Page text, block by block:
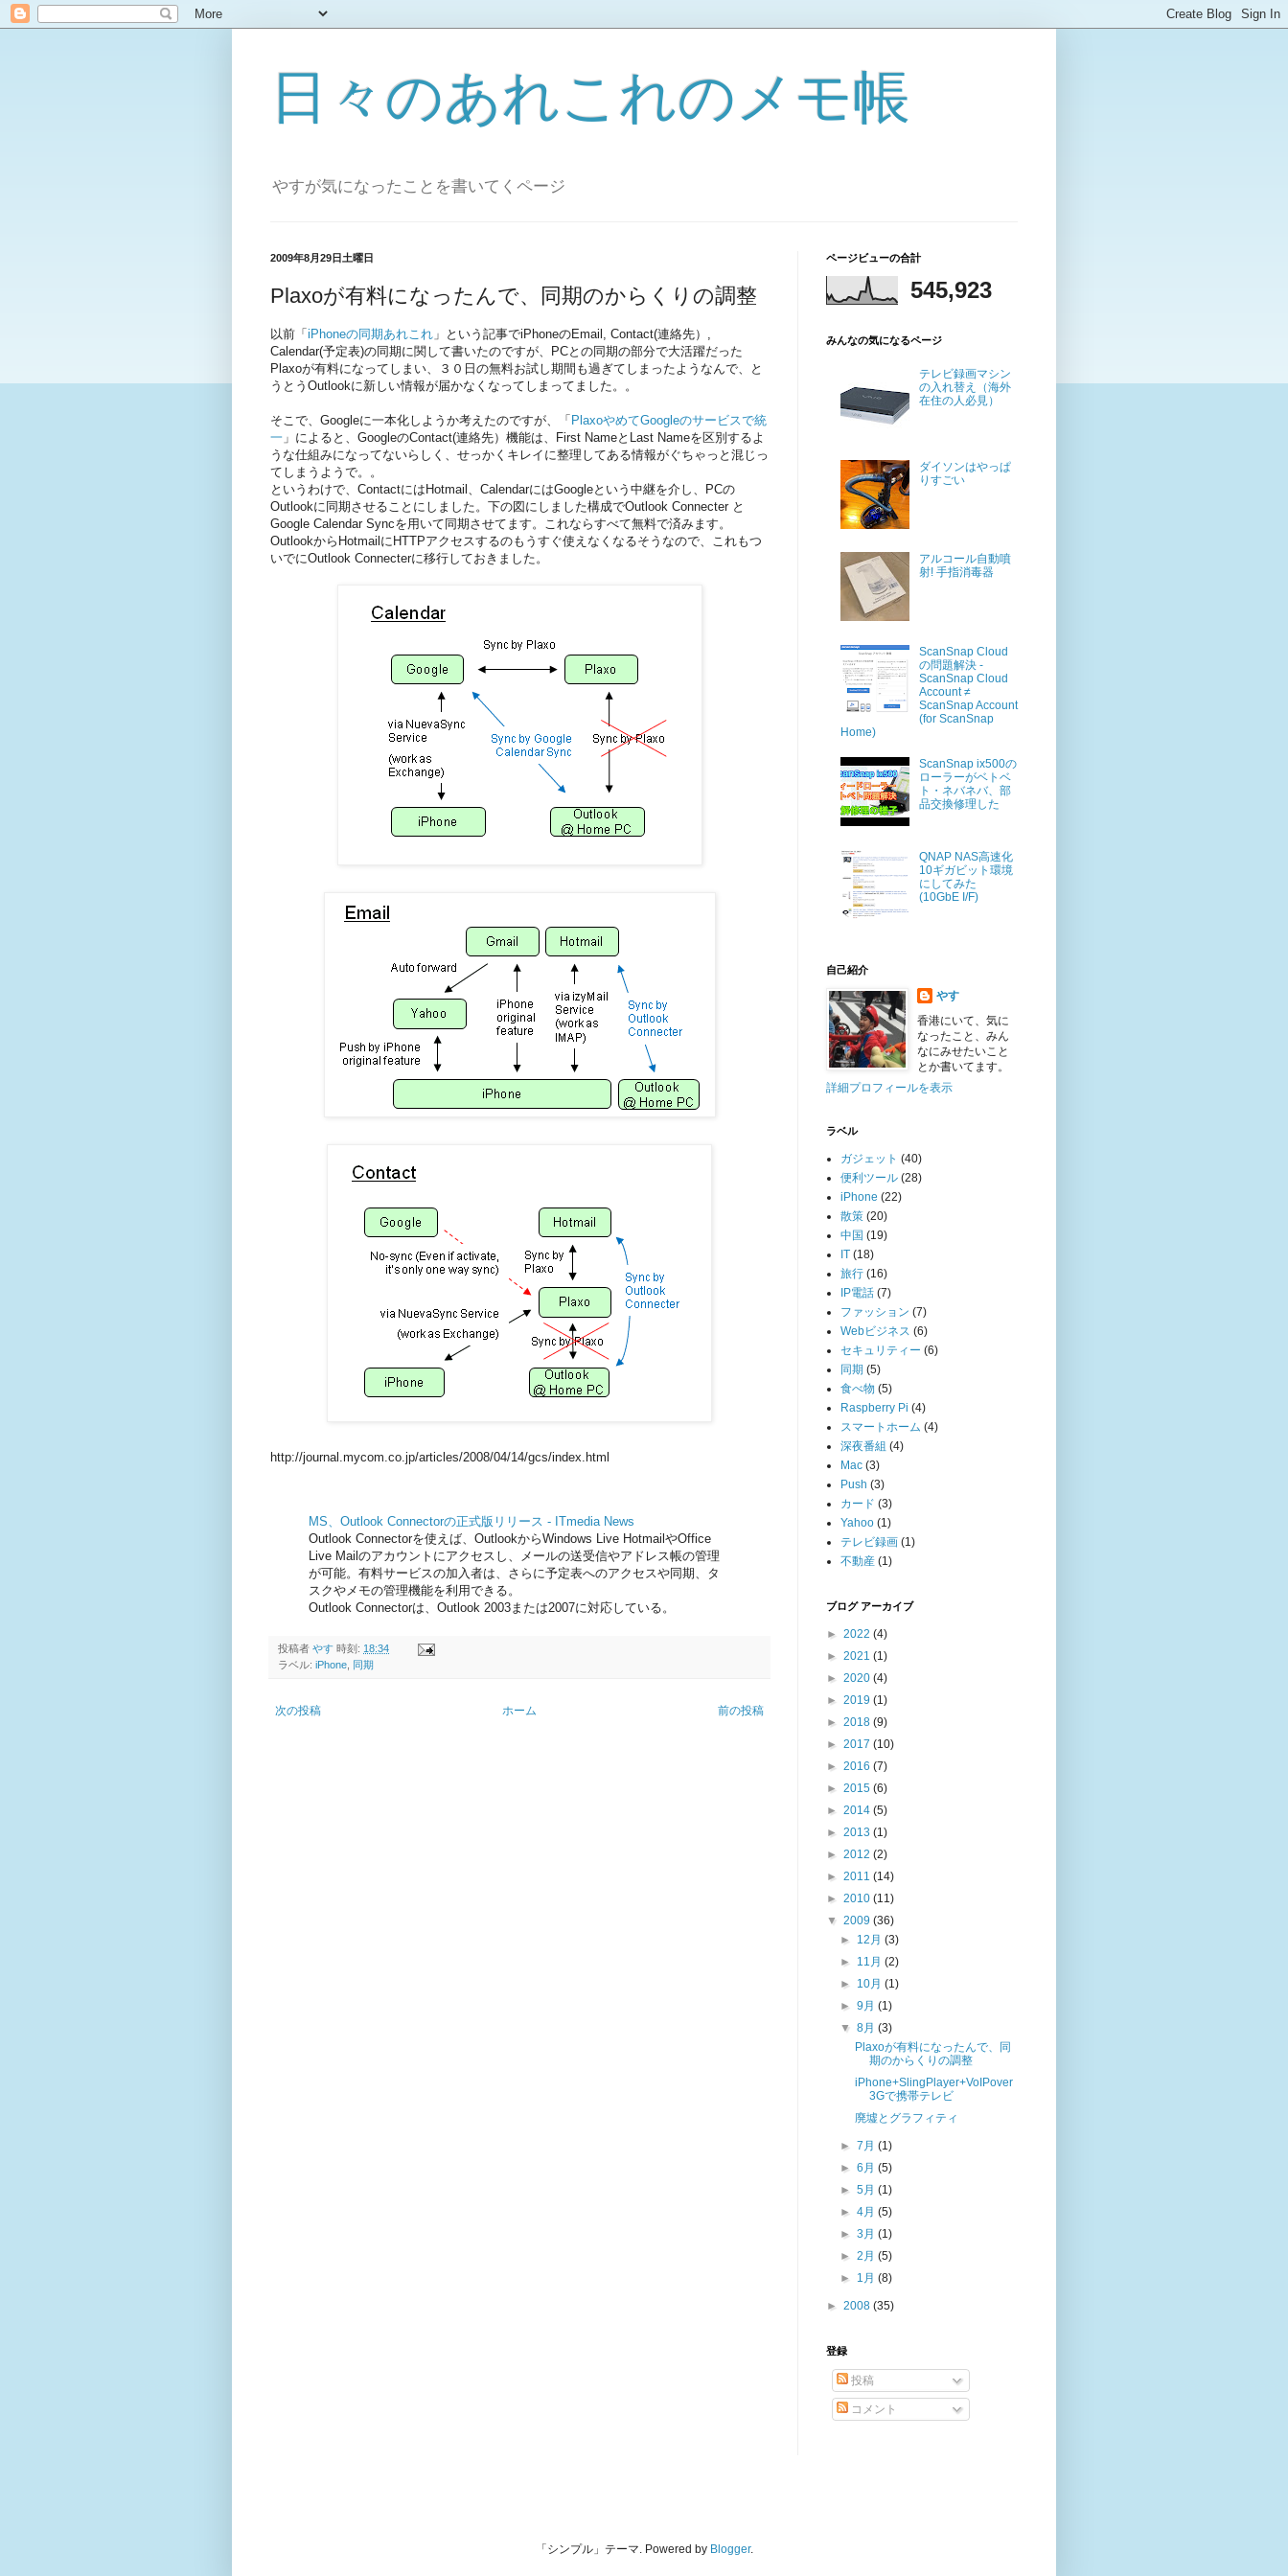
日々のあれこれのメモ帳
やすが気になったことを書いてくページ
2009年8月29日土曜日
Plaxoが有料になったんで、同期のからくりの調整
以前「 iPhoneの同期あれこれ 」という記事でiPhoneのEmail, Contact(連絡先）,
Calendar(予定表)の同期に関して書いたのですが、PCとの同期の部分で大活躍だった
Plaxoが有料になってしまい、３０日の無料お試し期間も過ぎてしまったようなんで、と
うとうOutlookに新しい情報が届かなくなってしまってました。。
そこで、Goog leに一本化しようか考えたのですが、「 PlaxoやめてGoogleのサービスで統
一 」によると、GoogleのContact(連絡先）機能は、First NameとLast Nameを区別するよ
うな仕組みになってないらしく、せっかくキレイに整理してある情報がぐちゃっと混じっ
てしまうようで。。
というわけで、ContactにはHotmail、CalendarにはGoogleという中継を介し、PCの
Outlookに同期させることにしました。下の図にしました構成でOutlook Connecter と
Google Calendar Syncを用いて同期させてます。これならすべて無料で済みます。
OutlookからHotmailにHTTPアクセスするのもうすぐ使えなくなるそうなので、これもつ
いでにOutlook Connecterに移行しておきました。
http://journal.mycom.co.jp/articles/2008/04/14/gcs/index.html
MS、Outlook Connectorの正式版リリース - ITmedia News
Outlook Connectorを使えば、OutlookからWindows Live HotmailやOffice
Live Mailのアカウントにアクセスし、メールの送受信やアドレス帳の管理
が可能。有料サービスの加入者は、さらに予定表へのアクセスや同期、タ
スクやメモの管理機能を利用できる。
Outlook Connectorは、Outlook 2003または2007に対応している。
投稿者 やす 時刻: 18:34
ラベル: iPhone 同期
次の投稿 前の投稿
ホーム
ページビューの合計
545,923
みんなの気になるページ
テレビ録画マシン
の入れ替え（海外
在住の人必見）
ダイソンはやっぱ
りすごい
アルコール自動噴
射! 手指消毒器
ScanSnap Cloud
の問題解決 -
ScanSnap Cloud
Account ≠
ScanSnap Account
(for ScanSnap
Home)
ScanSnap ix500の
ローラーがベトベ
ト・ネバネバ、部
品交換修理した
QNAP NAS高速化
10ギガビット環境
にしてみた
(10GbE I/F)
自己紹介
やす
香港にいて、気に
なったこと、みん
なにみせたいこと
とか書いてます。
詳細プロフィールを表示
ラベル
ガジェット (40)
便利ツール (28)
iPhone (22)
散策 (20)
中国 (19)
IT (18)
旅行 (16)
IP電話 (7)
ファッション (7)
Webビジネス (6)
セキュリティー (6)
同期 (5)
食べ物 (5)
Raspberry Pi (4)
スマートホーム (4)
深夜番組 (4)
Mac (3)
Push (3)
カード (3)
Yahoo (1)
テレビ録画 (1)
不動産 (1)
ブログ アーカイブ
► 2022 (4)
► 2021 (1)
► 2020 (4)
► 2019 (1)
► 2018 (9)
► 2017 (10)
► 2016 (7)
► 2015 (6)
► 2014 (5)
► 2013 (1)
► 2012 (2)
► 2011 (14)
► 2010 (11)
▼ 2009 (36)
► 12月(3)
► 11月(2)
► 10月(1)
►9月(1)
▼8月(3)
Plaxoが有料になったんで、同
期のからくりの調整
iPhone+SlingPlayer+VoIPover
3Gで携帯テレビ
廃墟とグラフィティ
►7月(1)
►6月(5)
►5月(1)
►4月(5)
►3月(1)
►2月(5)
► 1月(8)
► 2008 (35)
登録
投稿
コメント
「シンプル」テーマ. Powered by Blogger.